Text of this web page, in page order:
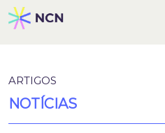
ARTIGOS
NOTÍCIAS